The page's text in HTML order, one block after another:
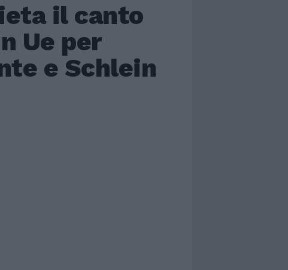
il canto
Ue per
e Schlein